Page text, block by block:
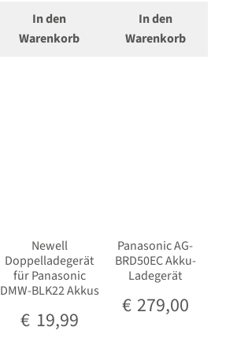
öffnen
In den
Warenkorb
In den
Warenkorb
Newell
Doppelladegerät
für Panasonic
DMW-BLK22 Akkus
€ 19,99
Panasonic AG-
BRD50EC Akku-
Ladegerät
€ 279,00